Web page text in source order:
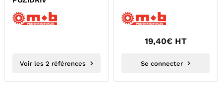
Voir les 2 références
19,40€ HT
Se connecter